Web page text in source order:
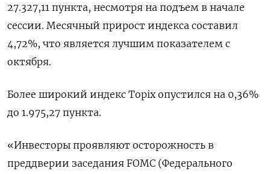
27.327,11 пункта, несмотря на подъем в начале
сессии. Месячный прирост индекса составил
4,72%, что является лучшим показателем с
октября.
Более широкий индекс Topix опустился на 0,36%
до 1.975,27 пункта.
«Инвесторы проявляют осторожность в
преддверии заседания FOMC (Федерального